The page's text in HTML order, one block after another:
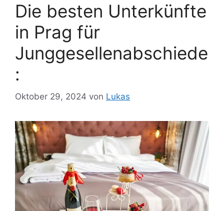
Die besten Unterkünfte
in Prag für
Junggesellenabschiede
:
Oktober 29, 2024 von Lukas